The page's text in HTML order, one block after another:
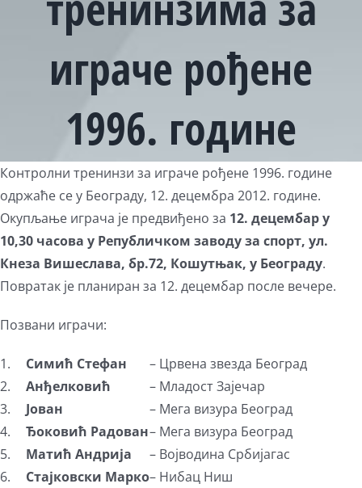
играче рођене
1996. године
Контролни тренинзи за играче рођене 1996. године
одржаће се у Београду, 12. децембра 2012. године.
Окупљање играча је предвиђено за 12. децембар у
10,30 часова у Републичком заводу за спорт, ул.
Кнеза Вишеслава, бр.72, Кошутњак, у Београду.
Повратак је планиран за 12. децембар после вечере.
Позвани играчи:
1.
2.
3.
4.
5.
6.
Симић Стефан
Анђелковић
Јован
Ђоковић Радован
Матић Андрија
Стајковски Марко
– Црвена звезда Београд
– Младост Зајечар
– Мега визура Београд
– Мега визура Београд
– Војводина Србијагас
– Нибац Ниш